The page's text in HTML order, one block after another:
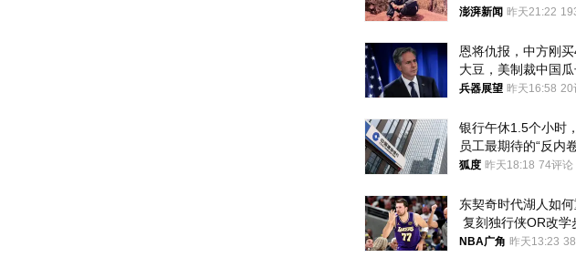
间始终刻意躲避被害
澎湃新闻 昨天21:22
恩将仇报，中方刚
大豆，美制裁中国瓜
林肯措辞变了
兵器展望 昨天16:58 20
银行午休1.5个小时
员工最期待的“反内
狐度 昨天18:18 74评论
东契奇时代湖人如
复刻独行侠OR改学
者？
NBA广角 昨天13:23